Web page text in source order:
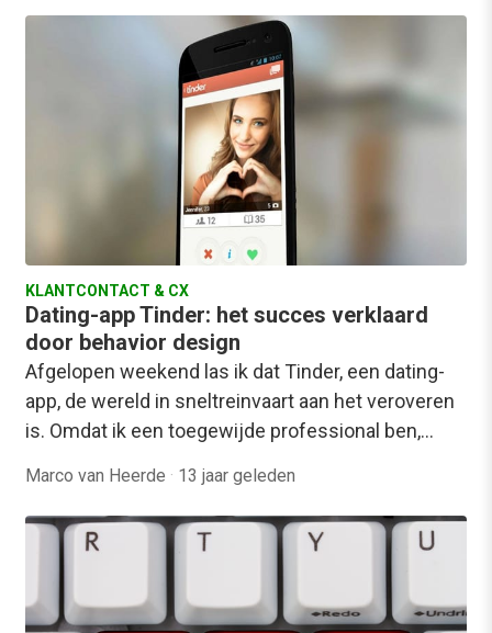
KLANTCONTACT & CX
Dating-app Tinder: het succes verklaard
door behavior design
Afgelopen weekend las ik dat Tinder, een dating-
app, de wereld in sneltreinvaart aan het veroveren
is. Omdat ik een toegewijde professional ben,…
Marco van Heerde · 13 jaar geleden